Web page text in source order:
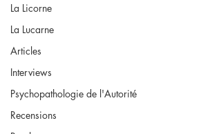
La Licorne
La Lucarne
Articles
Interviews
Psychopathologie de l'Autorité
Recensions